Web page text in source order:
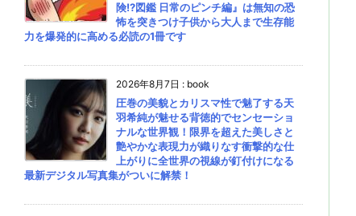
険!?図鑑 日常のピンチ編』は無知の恐
怖を突きつけ子供から大人まで生存能
力を爆発的に高める必読の1冊です
2026年8月7日 : book
圧巻の美貌とカリスマ性で魅了する天
羽希純が魅せる背徳的でセンセーショ
ナルな世界観！限界を超えた美しさと
艶やかな表現力が織りなす衝撃的な仕
上がりに全世界の視線が釘付けになる
最新デジタル写真集がついに解禁！